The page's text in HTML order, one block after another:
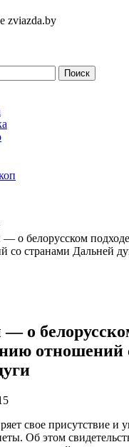
zviazda.by
о белорусском
со странами Дальней
о
отношений
свое присутствие и
Об этом